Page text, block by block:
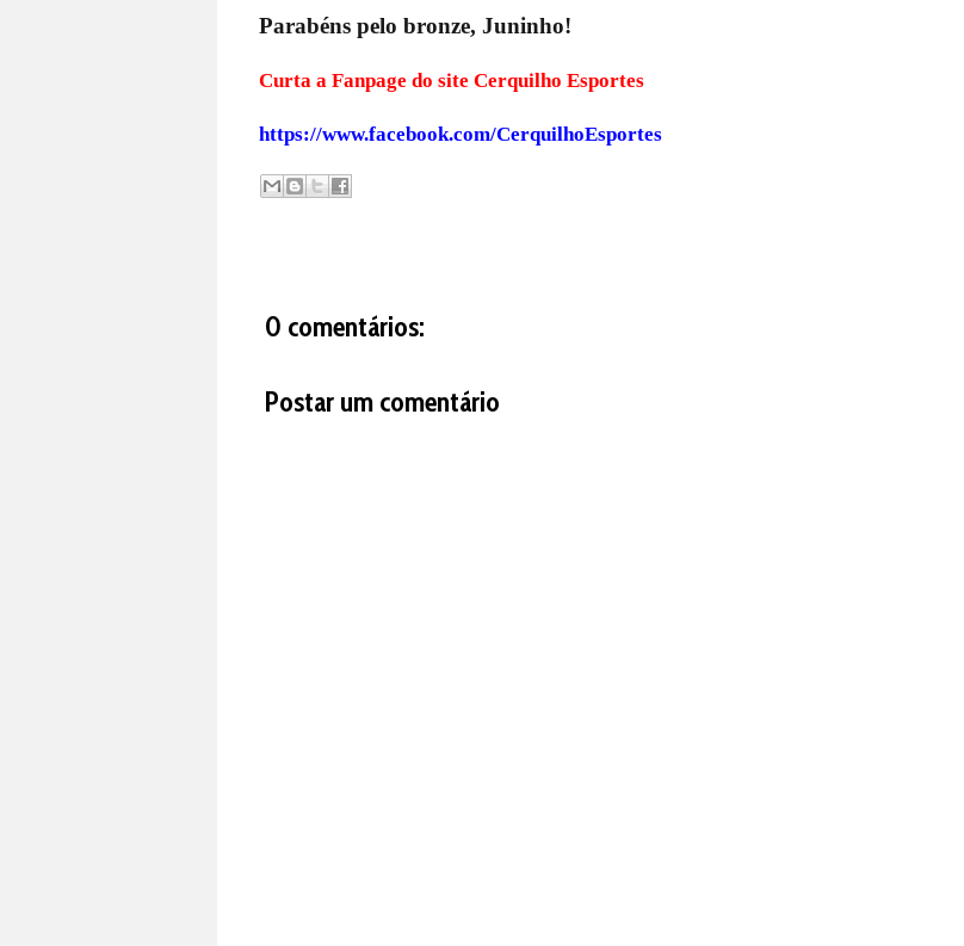
Parabéns pelo bronze, Juninho!
Curta a Fanpage do site Cerquilho Esportes
https://www.facebook.com/CerquilhoEsportes
0 comentários:
Postar um comentário